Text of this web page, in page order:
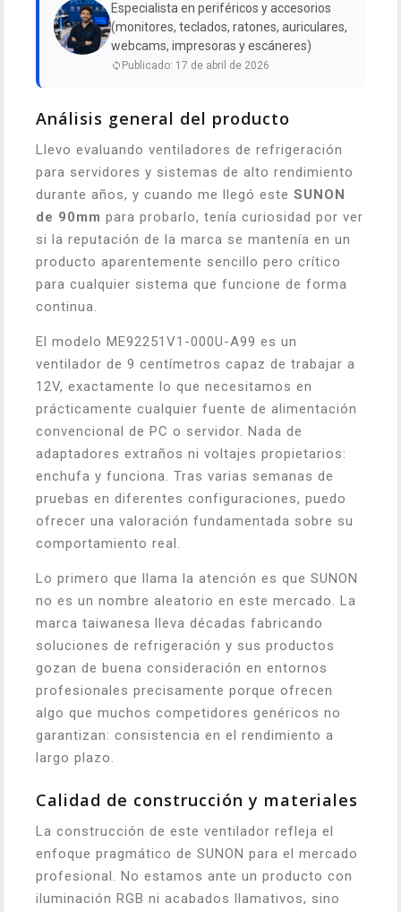
Especialista en periféricos y accesorios
(monitores, teclados, ratones, auriculares,
webcams, impresoras y escáneres)
Publicado: 17 de abril de 2026
Análisis general del producto
Llevo evaluando ventiladores de refrigeración
para servidores y sistemas de alto rendimiento
durante años, y cuando me llegó este SUNON
de 90mm para probarlo, tenía curiosidad por ver
si la reputación de la marca se mantenía en un
producto aparentemente sencillo pero crítico
para cualquier sistema que funcione de forma
continua.
El modelo ME92251V1-000U-A99 es un
ventilador de 9 centímetros capaz de trabajar a
12V, exactamente lo que necesitamos en
prácticamente cualquier fuente de alimentación
convencional de PC o servidor. Nada de
adaptadores extraños ni voltajes propietarios:
enchufa y funciona. Tras varias semanas de
pruebas en diferentes configuraciones, puedo
ofrecer una valoración fundamentada sobre su
comportamiento real.
Lo primero que llama la atención es que SUNON
no es un nombre aleatorio en este mercado. La
marca taiwanesa lleva décadas fabricando
soluciones de refrigeración y sus productos
gozan de buena consideración en entornos
profesionales precisamente porque ofrecen
algo que muchos competidores genéricos no
garantizan: consistencia en el rendimiento a
largo plazo.
Calidad de construcción y materiales
La construcción de este ventilador refleja el
enfoque pragmático de SUNON para el mercado
profesional. No estamos ante un producto con
iluminación RGB ni acabados llamativos, sino